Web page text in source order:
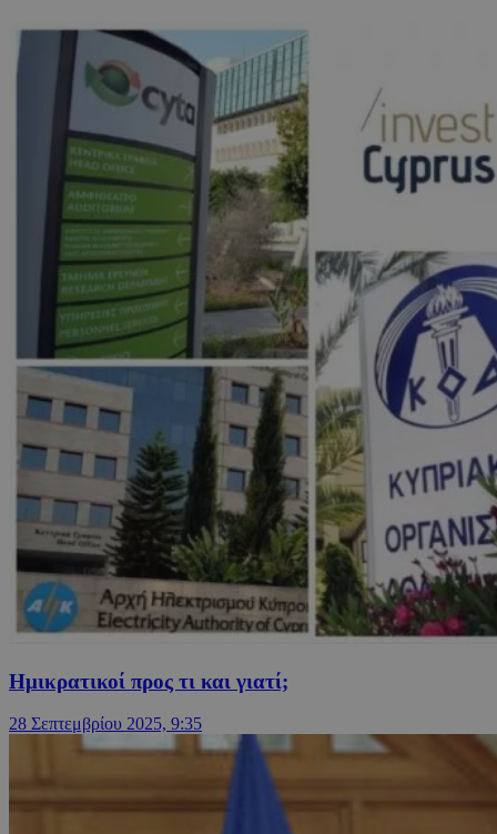
Ημικρατικοί προς τι και γιατί;
28 Σεπτεμβρίου 2025, 9:35